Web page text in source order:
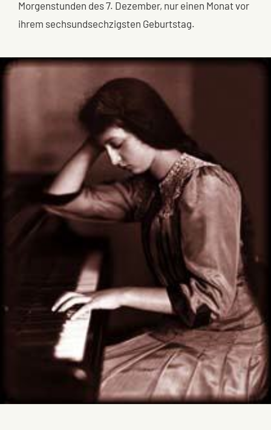
Morgenstunden des 7. Dezember, nur einen Monat vor
ihrem sechsundsechzigsten Geburtstag.